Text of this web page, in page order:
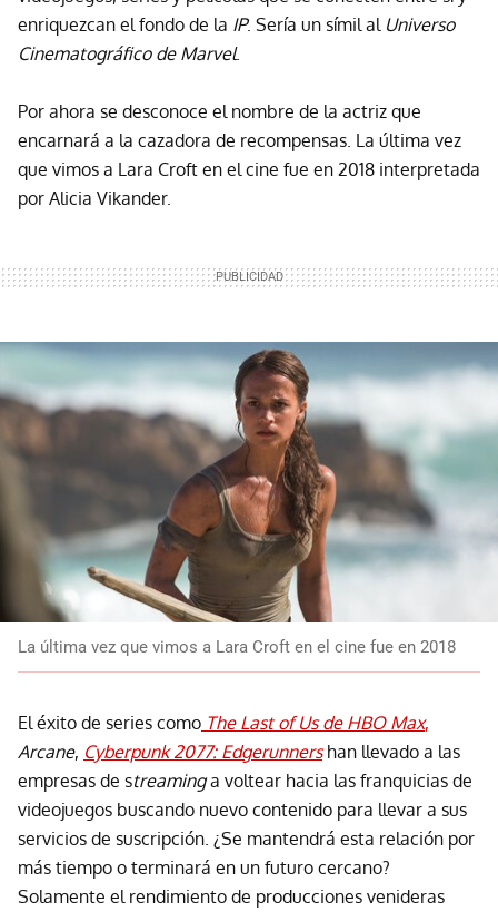
enriquezcan el fondo de la IP. Sería un símil al Universo
Cinematográfico de Marvel.
Por ahora se desconoce el nombre de la actriz que
encarnará a la cazadora de recompensas. La última vez
que vimos a Lara Croft en el cine fue en 2018 interpretada
por Alicia Vikander.
La última vez que vimos a Lara Croft en el cine fue en 2018
El éxito de series como The Last of Us de HBO Max,
Arcane, Cyberpunk 2077: Edgerunnershan llevado a las
empresas de streaminga voltear hacia las franquicias de
videojuegos buscando nuevo contenido para llevar a sus
servicios de suscripción. ¿Se mantendrá esta relación por
más tiempo o terminará en un futuro cercano?
Solamente el rendimiento de producciones venideras